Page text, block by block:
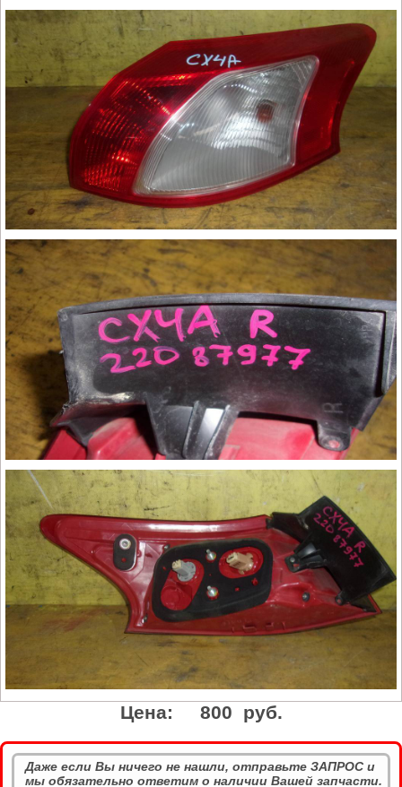
Цена: 800 руб.
Даже если Вы ничего не нашли, отправьте ЗАПРОС и
мы обязательно ответим о наличии Вашей запчасти.